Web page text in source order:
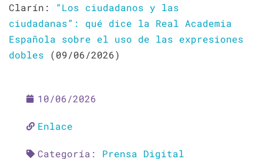
Clarín: “Los ciudadanos y las
ciudadanas”: qué dice la Real Academia
Española sobre el uso de las expresiones
dobles (09/06/2026)
10/06/2026
Enlace
Categoría: Prensa Digital